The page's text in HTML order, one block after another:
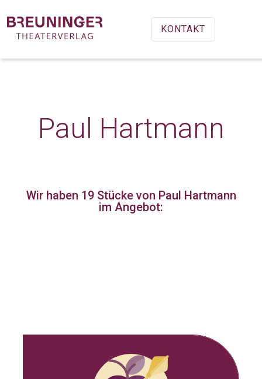
KONTAKT
Paul Hartmann
Wir haben 19 Stückevon Paul Hartmann
im Angebot: